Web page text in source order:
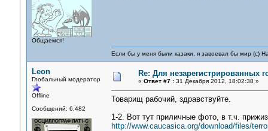
Общаемся!
Если бы у меня были казаки, я завоевал бы мир (с)
Leon
Глобальный модератор
Offline
Сообщений: 6,482
Re: Для незарегистрированных
« Ответ #7 :31 Декабря 2012, 18:02:38 »
Товарищ рабочий, здравствуйте.
1-2. Вот тут приличные фото, в т.ч.
http://www.caucasica.org/download/files/